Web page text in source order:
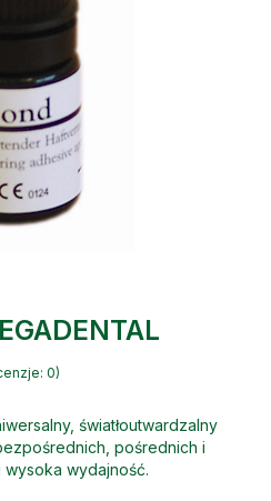
0)
światłoutwardzalny
pośrednich i
wysoka wydajność.